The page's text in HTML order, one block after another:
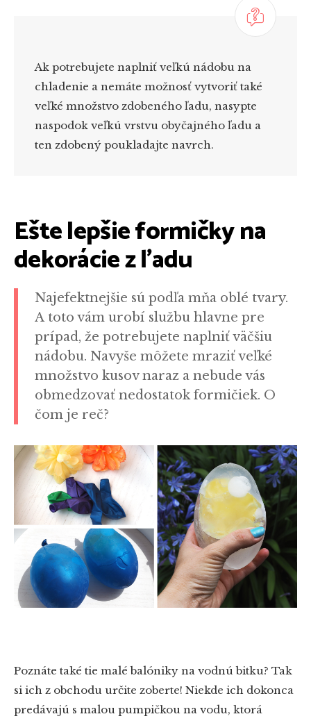
Ak potrebujete naplniť veľkú nádobu na
chladenie a nemáte možnosť vytvoriť také
veľké množstvo zdobeného ľadu, nasypte
naspodok veľkú vrstvu obyčajného ľadu a
ten zdobený poukladajte navrch.
Ešte lepšie formičky na
dekorácie z ľadu
Najefektnejšie sú podľa mňa oblé tvary.
A toto vám urobí službu hlavne pre
prípad, že potrebujete naplniť väčšiu
nádobu. Navyše môžete mraziť veľké
množstvo kusov naraz a nebude vás
obmedzovať nedostatok formičiek. O
čom je reč?
Poznáte také tie malé balóniky na vodnú bitku? Tak
si ich z obchodu určite zoberte! Niekde ich dokonca
predávajú s malou pumpičkou na vodu, ktorá